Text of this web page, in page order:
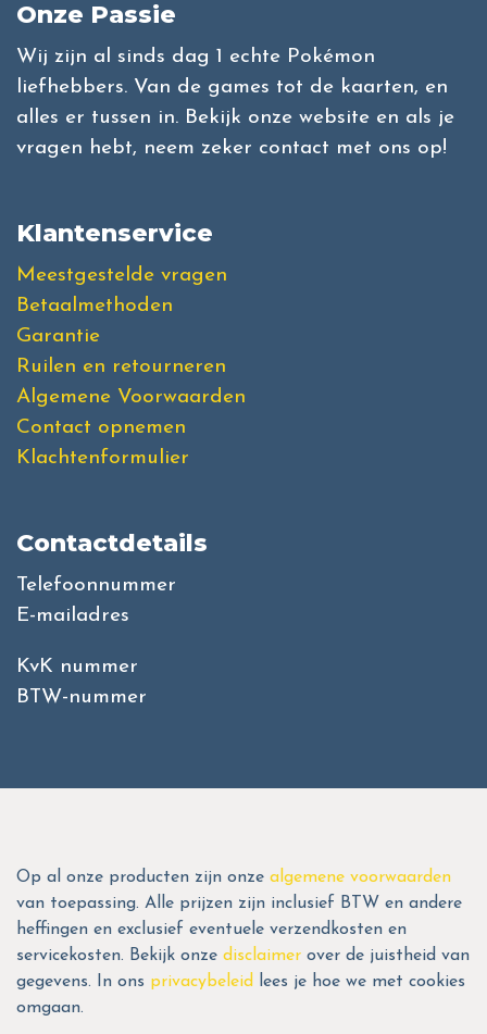
Onze Passie
Wij zijn al sinds dag 1 echte Pokémon
liefhebbers. Van de games tot de kaarten, en
alles er tussen in. Bekijk onze website en als je
vragen hebt, neem zeker contact met ons op!
Klantenservice
Meestgestelde vragen
Betaalmethoden
Garantie
Ruilen en retourneren
Algemene Voorwaarden
Contact opnemen
Klachtenformulier
Contactdetails
Telefoonnummer
E-mailadres
KvK nummer
BTW-nummer
Op al onze producten zijn onze algemene voorwaarden
van toepassing. Alle prijzen zijn inclusief BTW en andere
heffingen en exclusief eventuele verzendkosten en
servicekosten. Bekijk onze disclaimer over de juistheid van
gegevens. In ons privacybeleid
lees je hoe we met cookies
omgaan.